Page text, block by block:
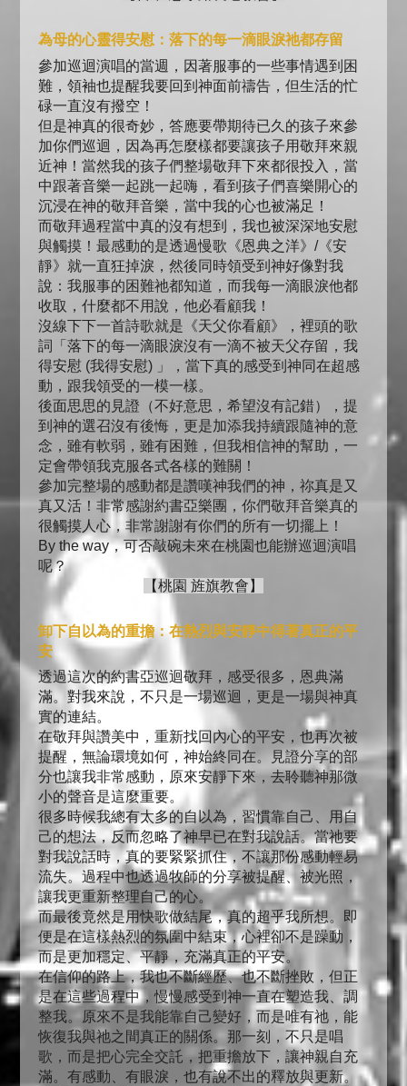
為母的心靈得安慰：落下的每一滴眼淚祂都存留
參加巡迴演唱的當週，因著服事的一些事情遇到困
難，領袖也提醒我要回到神面前禱告，但生活的忙
碌一直沒有撥空！
但是神真的很奇妙，答應要帶期待已久的孩子來參
加你們巡迴，因為再怎麼樣都要讓孩子用敬拜來親
近神！當然我的孩子們整場敬拜下來都很投入，當
中跟著音樂一起跳一起嗨，看到孩子們喜樂開心的
沉浸在神的敬拜音樂，當中我的心也被滿足！
而敬拜過程當中真的沒有想到，我也被深深地安慰
與觸摸！最感動的是透過慢歌《恩典之洋》/《安
靜》就一直狂掉淚，然後同時領受到神好像對我
說：我服事的困難祂都知道，而我每一滴眼淚他都
收取，什麼都不用說，他必看顧我！
沒線下下一首詩歌就是《天父你看顧》，裡頭的歌
詞「落下的每一滴眼淚沒有一滴不被天父存留，我
得安慰 (我得安慰) 」，當下真的感受到神同在超感
動，跟我領受的一模一樣。
後面思思的見證（不好意思，希望沒有記錯），提
到神的選召沒有後悔，更是加添我持續跟隨神的意
念，雖有軟弱，雖有困難，但我相信神的幫助，一
定會帶領我克服各式各樣的難關！
參加完整場的感動都是讚嘆神我們的神，祢真是又
真又活！非常感謝約書亞樂團，你們敬拜音樂真的
很觸摸人心，非常謝謝有你們的所有一切擺上！
By the way，可否敲碗未來在桃園也能辦巡迴演唱
呢？
【桃園 旌旗教會】
卸下自以為的重擔：在熱烈與安靜中得著真正的平
安
透過這次的約書亞巡迴敬拜，感受很多，恩典滿
滿。對我來說，不只是一場巡迴，更是一場與神真
實的連結。
在敬拜與讚美中，重新找回內心的平安，也再次被
提醒，無論環境如何，神始終同在。見證分享的部
分也讓我非常感動，原來安靜下來，去聆聽神那微
小的聲音是這麼重要。
很多時候我總有太多的自以為，習慣靠自己、用自
己的想法，反而忽略了神早已在對我說話。當祂要
對我說話時，真的要緊緊抓住，不讓那份感動輕易
流失。過程中也透過牧師的分享被提醒、被光照，
讓我更重新整理自己的心。
而最後竟然是用快歌做結尾，真的超乎我所想。即
便是在這樣熱烈的氛圍中結束，心裡卻不是躁動，
而是更加穩定、平靜，充滿真正的平安。
在信仰的路上，我也不斷經歷、也不斷挫敗，但正
是在這些過程中，慢慢感受到神一直在塑造我、調
整我。原來不是我能靠自己變好，而是唯有祂，能
恢復我與祂之間真正的關係。那一刻，不只是唱
歌，而是把心完全交託，把重擔放下，讓神親自充
滿。有感動、有眼淚，也有說不出的釋放與更新。